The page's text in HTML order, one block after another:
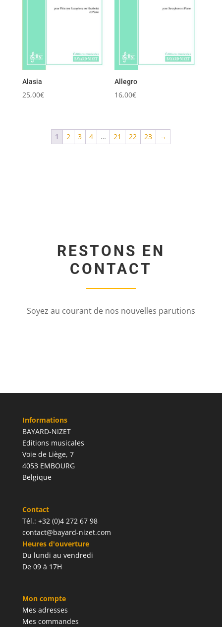
Alasia
25,00€
Allegro
16,00€
1 2 3 4 … 21 22 23 →
RESTONS EN
CONTACT
Soyez au courant de nos nouvelles parutions
Informations
BAYARD-NIZET
Editions musicales
Voie de Liège, 7
4053 EMBOURG
Belgique
Contact
Tél.: +32 (0)4 272 67 98
contact@bayard-nizet.com
Heures d'ouverture
Du lundi au vendredi
De 09 à 17H
Mon compte
Mes adresses
Mes commandes